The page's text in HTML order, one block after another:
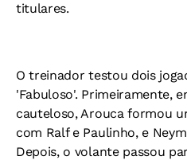
titulares.
O treinador testou dois
'Fabuloso'. Primeiramente,
cauteloso, Arouca formou
com Ralf e Paulinho, e
Depois, o volante passou